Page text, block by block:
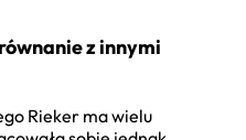
z innymi
Rieker ma wielu